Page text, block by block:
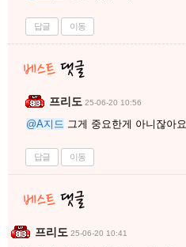
답글 이동
프리도 25-06-20 10:56
@A지드 그게 중요한게 아니잖아요
답글 이동
프리도 25-06-20 10:41